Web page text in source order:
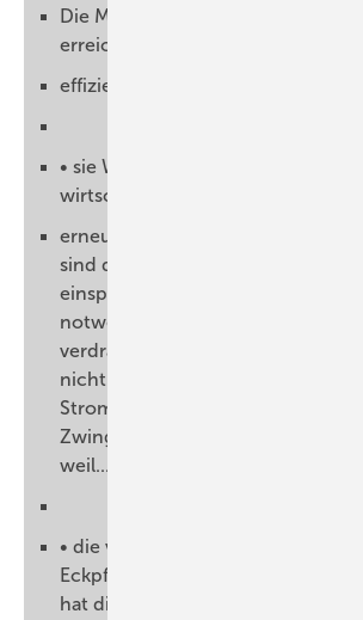
Die Marktintegration durch
erreicht die zielgenaue und
effiziente Mengensteuerung.
• sie Wirkung dadurch erzielt, dass
wirtschaftlich nutzbarer Strom aus
erneuerbaren Energien produziert
sind die Strommengen, die
einsparen, also die zur Lastdeckung
notwendigen thermischen
verdrängen. Überschüssige
nicht direkt vermarktet, da sie an
Strombörse keinen Preis größer
Zwingende Direktvermarktung ist
weil...
• die verpflichtende
Eckpfeilern der Energiewende
hat die Entwicklung erneuerbarer